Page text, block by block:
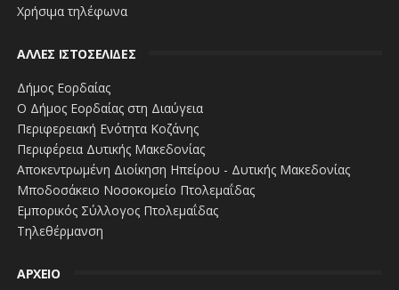
Χρήσιμα τηλέφωνα
ΑΛΛΕΣ ΙΣΤΟΣΕΛΙΔΕΣ
Δήμος Εορδαίας
Ο Δήμος Εορδαίας στη Διαύγεια
Περιφερειακή Ενότητα Κοζάνης
Περιφέρεια Δυτικής Μακεδονίας
Αποκεντρωμένη Διοίκηση Ηπείρου - Δυτικής Μακεδονίας
Μποδοσάκειο Νοσοκομείο Πτολεμαΐδας
Εμπορικός Σύλλογος Πτολεμαΐδας
Τηλεθέρμανση
ΑΡΧΕΙΟ